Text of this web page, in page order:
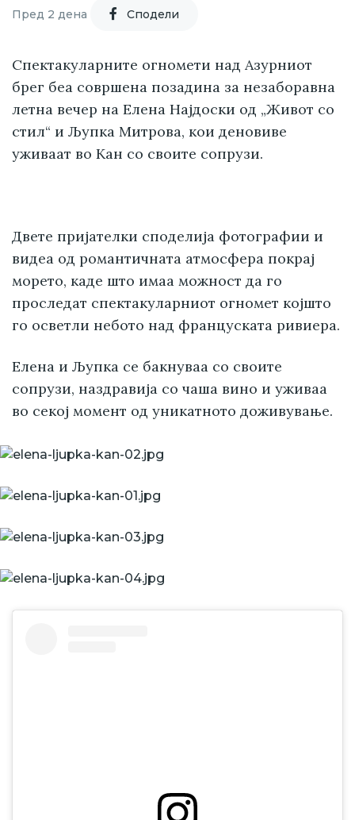
Пред 2 дена Cподели
Спектакуларните огномети над Азурниот
брег беа совршена позадина за незаборавна
летна вечер на Елена Најдоски од „Живот со
стил“ и Љупка Митрова, кои деновиве
уживаат во Кан со своите сопрузи.
Двете пријателки споделија фотографии и
видеа од романтичната атмосфера покрај
морето, каде што имаа можност да го
проследат спектакуларниот огномет којшто
го осветли небото над француската ривиера.
Елена и Љупка се бакнуваа со своите
сопрузи, наздравија со чаша вино и уживаа
во секој момент од уникатното доживување.